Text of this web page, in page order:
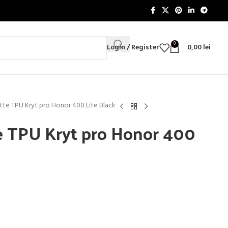
Login / Register 0 0,00lei
TPU Kryt pro Honor 400 Lite Black
TPU Kryt pro Honor 400